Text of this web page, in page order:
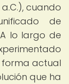
cuando
de
lo largo de
forma actual
que ha